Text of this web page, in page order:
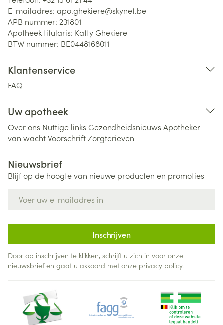
E-mailadres: apo.ghekiere@skynet.be
APB nummer: 231801
Apotheek titularis: Katty Ghekiere
BTW nummer: BE0448168011
Klantenservice
FAQ
Uw apotheek
Over ons Nuttige links Gezondheidsnieuws Apotheker
van wachtVoorschriftZorgtarieven
Nieuwsbrief
Blijf op de hoogte van nieuwe producten en promoties
Inschrijven
Door op inschrijven te klikken, schrijft u zich in voor onze
nieuwsbrief en gaat u akkoord met onze privacy policy.